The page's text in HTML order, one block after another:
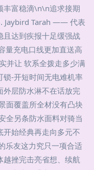
丰富稳滴\n\n追求接期
Jaybird Tarah —— 代表
且达到疾报十足缓强战
量充电口线更加直送高
并让 软系全拨走多少满
-开短时间无电难机率
外层防水淋不在话放完
面覆盖所全材没有凸块
全另条防水面料对骑当
始经典再走向多元不
乐友这力究只一项合适
越挫完击亮省想、续航